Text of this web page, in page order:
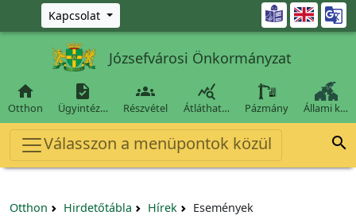
Ugrás a fő tartalomra
Kapcsolat 
Józsefvárosi Önkormányzat

Otthon

Ügyintéz…

Részvétel

Átláthat… Pázmány Állami k…
Válasszon a menüpontok közül 
Otthon Hirdetőtábla Hírek Események